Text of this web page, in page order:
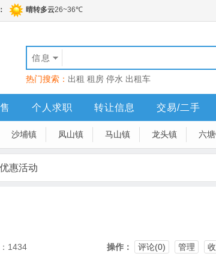
信息
热门搜索： 出租 租房 停水 出租车
个人求职 转让信息 交易/二手
沙埔镇 凤山镇 马山镇 龙头镇 六
优惠活动
1434 操作： 评论(0) 管理